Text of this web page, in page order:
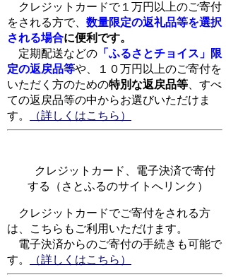
クレジットカードで１万円以上のご寄付
をされる方で、 数量限定の返礼品等を選択
される場合に便利です。
定期配送などの 「ふるさとチョイス」限
定の返戻品等や、１０万円以上のご寄付を
いただく方のための特別な返戻品等 、すべ
ての返戻品等の中からお選びいただけま
す。
（詳しくはこちら）
クレジットカード、電子決済で寄付
する（さとふるのサイトへリンク）
クレジットカードでご寄付をされる方
は、こちらもご利用いただけます。
電子決済からのご寄付の手続きも可能で
す。
（詳しくはこちら）